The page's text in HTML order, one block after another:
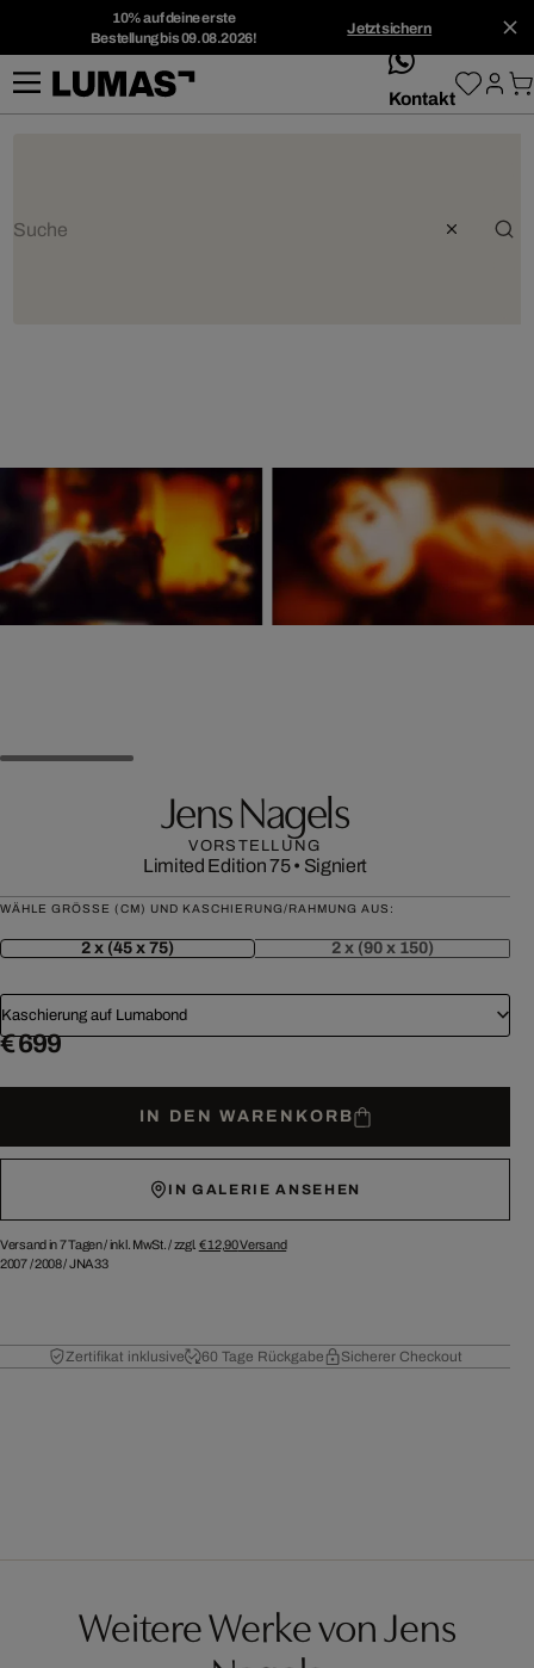
10% auf deine erste
Bestellung bis 09.08.2026!
Jetzt sichern
whatsApp
Kontakt
Jens Nagels
VORSTELLUNG
Limited Edition 75• Signiert
WÄHLE GRÖSSE (CM) UND KASCHIERUNG/RAHMUNG AUS:
2 x (45 x 75) 2 x (90 x 150)
Kaschierung auf Lumabond
€ 699
IN DEN WARENKORB
IN GALERIE ANSEHEN
Versand in 7 Tagen /inkl. MwSt. / zzgl. € 12,90Versand
2007/2008/JNA33
Zertifikat inklusive 60 Tage Rückgabe Sicherer Checkout
Weitere Werke von Jens